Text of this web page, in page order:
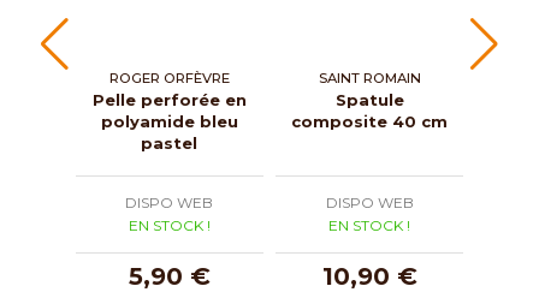
ROGER ORFÈVRE
Pelle perforée en
polyamide bleu
pastel
DISPO WEB
EN STOCK !
5,90 €
SAINT ROMAIN
Spatule
composite 40 cm
DISPO WEB
EN STOCK !
10,90 €